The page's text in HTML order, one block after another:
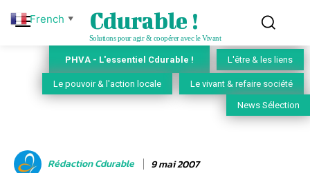
Cdurable !
Solutions pour agir & coopérer avec le Vivant
PHVA - L'essentiel Cdurable ! L'être & les liens
Le pouvoir & l'action locale Le vivant & refaire société
News Sélection
Rédaction Cdurable 9 mai 2007
French ▼